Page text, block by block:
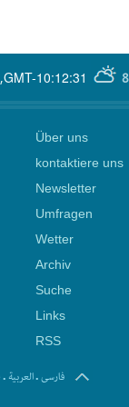
GMT-10:12:31
,
Über uns
kontaktiere uns
Newsletter
Umfragen
Wetter
Archiv
Suche
Links
RSS
. العربیة.فارسی